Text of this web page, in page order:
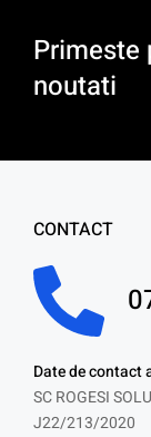
Primeste
noutati
CONTACT
Date de contact
SC ROGESI
J22/213/2020